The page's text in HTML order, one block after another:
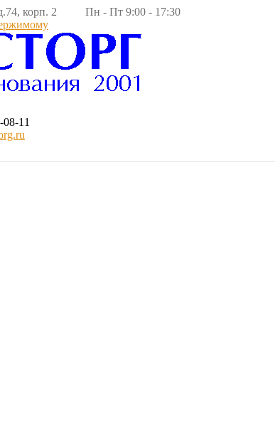
д.74, корп. 2 Пн - Пт 9:00 - 17:30
11